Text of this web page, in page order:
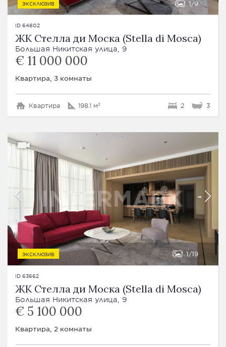
ЭКСКЛЮЗИВ 1 9
ID 64802
ЖК Стелла ди Моска (Stella di Mosca)
Большая Никитская улица, 9
€ 11 000 000
Квартира, 3 комнаты
Квартира 198.1 м² 2 3
ЭКСКЛЮЗИВ 1 19
ID 63662
ЖК Стелла ди Моска (Stella di Mosca)
Большая Никитская улица, 9
€ 5 100 000
Квартира, 2 комнаты